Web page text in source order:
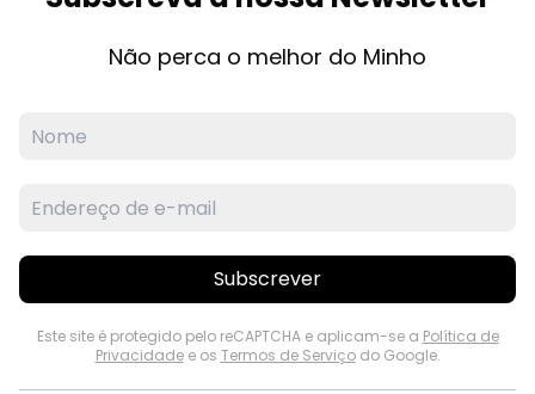
Não perca o melhor do Minho
Subscrever
Este site é protegido pelo reCAPTCHA e aplicam-se a Política de
Privacidadee os Termos de Serviçodo Google.